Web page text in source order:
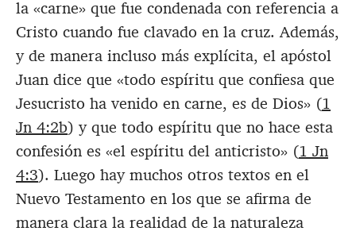
la «carne» que fue condenada con referencia a
Cristo cuando fue clavado en la cruz. Además,
y de manera incluso más explícita, el apóstol
Juan dice que «todo espíritu que confiesa que
Jesucristo ha venido en carne, es de Dios» (1
Jn 4:2b) y que todo espíritu que no hace esta
confesión es «el espíritu del anticristo» (1 Jn
4:3). Luego hay muchos otros textos en el
Nuevo Testamento en los que se afirma de
manera clara la realidad de la naturaleza